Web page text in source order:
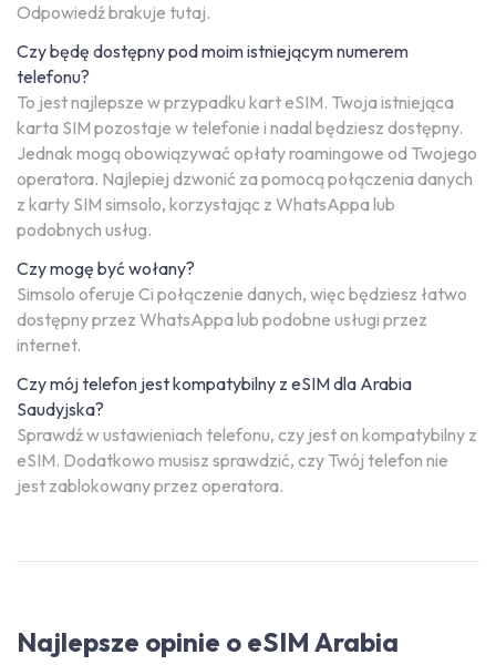
Odpowiedź brakuje tutaj.
Czy będę dostępny pod moim istniejącym numerem
telefonu?
To jest najlepsze w przypadku kart eSIM. Twoja istniejąca
karta SIM pozostaje w telefonie i nadal będziesz dostępny.
Jednak mogą obowiązywać opłaty roamingowe od Twojego
operatora. Najlepiej dzwonić za pomocą połączenia danych
z karty SIM simsolo, korzystając z WhatsAppa lub
podobnych usług.
Czy mogę być wołany?
Simsolo oferuje Ci połączenie danych, więc będziesz łatwo
dostępny przez WhatsAppa lub podobne usługi przez
internet.
Czy mój telefon jest kompatybilny z eSIM dla Arabia
Saudyjska?
Sprawdź w ustawieniach telefonu, czy jest on kompatybilny z
eSIM. Dodatkowo musisz sprawdzić, czy Twój telefon nie
jest zablokowany przez operatora.
Najlepsze opinie o eSIM Arabia